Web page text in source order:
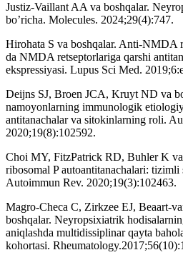
Justiz-Vaillant AA va boshqalar.
bo’richa. Molecules. 2024;29(4):747.
Hirohata S va boshqalar. Anti-NMDA
da NMDA retseptorlariga qarshi
ekspressiyasi. Lupus Sci Med.
Deijns SJ, Broen JCA, Kruyt ND va
namoyonlarning immunologik
antitanachalar va sitokinlarning roli.
2020;19(8):102592.
Choi MY, FitzPatrick RD, Buhler K
ribosomal P autoantitanachalari: tizimli
Autoimmun Rev. 2020;19(3):102463.
Magro-Checa C, Zirkzee EJ, Beaart-
boshqalar. Neyropsixiatrik
aniqlashda multidissiplinar qayta
kohortasi.